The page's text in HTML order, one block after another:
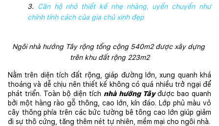
3.
Căn hộ nhỏ thiết kế nhẹ nhàng, uyển chuyển như
chính tính cách của gia chủ xinh đẹp
Ngôi nhà hướng Tây rộng tổng cộng 540m2 được xây dựng
trên khu đất rộng 223m2
Nằm trên diện tích đất rộng, giáp đường lớn, xung quanh khá
thoáng và dễ chịu nên thiết kế không có quá nhiều trở ngại để
phát triển. Toàn bộ diện tích nhà hướng Tây được bao quanh
bởi một hàng rào gỗ thông, cao lớn, kín đáo. Lớp phủ màu vỏ
cây thông phía trên các bức tường bê tông cao lớn giúp giảm
đi sự thô cứng, tăng thêm nét tự nhiên, mềm mại cho ngôi nhà.